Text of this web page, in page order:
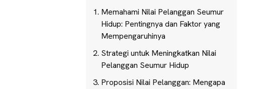
Memahami Nilai Pelanggan Seumur
Hidup: Pentingnya dan Faktor yang
Mempengaruhinya
Strategi untuk Meningkatkan Nilai
Pelanggan Seumur Hidup
Proposisi Nilai Pelanggan: Mengapa